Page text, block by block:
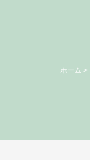
ホーム >